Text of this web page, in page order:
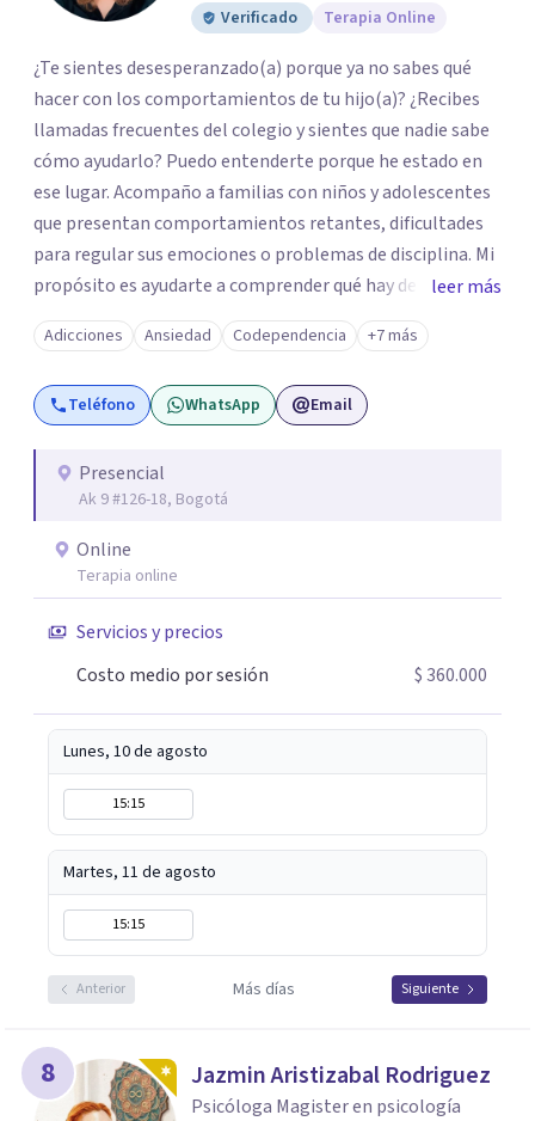
Verificado Terapia Online
¿Te sientes desesperanzado(a) porque ya no sabes qué
hacer con los comportamientos de tu hijo(a)? ¿Recibes
llamadas frecuentes del colegio y sientes que nadie sabe
cómo ayudarlo? Puedo entenderte porque he estado en
ese lugar. Acompaño a familias con niños y adolescentes
que presentan comportamientos retantes, dificultades
para regular sus emociones o problemas de disciplina. Mi
propósito es ayudarte a comprender qué hay detrás de
esas conductas y desarrollar las habilidades y
herramientas que se necesitan para transformar estas
conductas indeseadas. De la misma manera, trabajo de la
mano con el colegio para que familia e institución
ser educadora, madre de un niño con comportamiento
retante y con 28 años de experiencia hace que entienda
la tranquilidad que si se puede. Soy certificada en Crianza
Consciente por la Conscious Coaching Academy de la Dra.
Shefali Tsabary, formada en Conscious Discipline® e
de California. Si buscas un acompañamiento cercano,
práctico y efectivo, será un placer acompañarte.
leer más
Adicciones Ansiedad Codependencia +7 más
Teléfono WhatsApp Email
Presencial
Ak 9 #126-18, Bogotá
Online
Terapia online
Servicios y precios
Costo medio por sesión
$ 360.000
Lunes, 10 de agosto
15:15
Martes, 11 de agosto
15:15
Anterior Más días Siguiente
8 Jazmin Aristizabal Rodriguez
Psicóloga Magister en psicología